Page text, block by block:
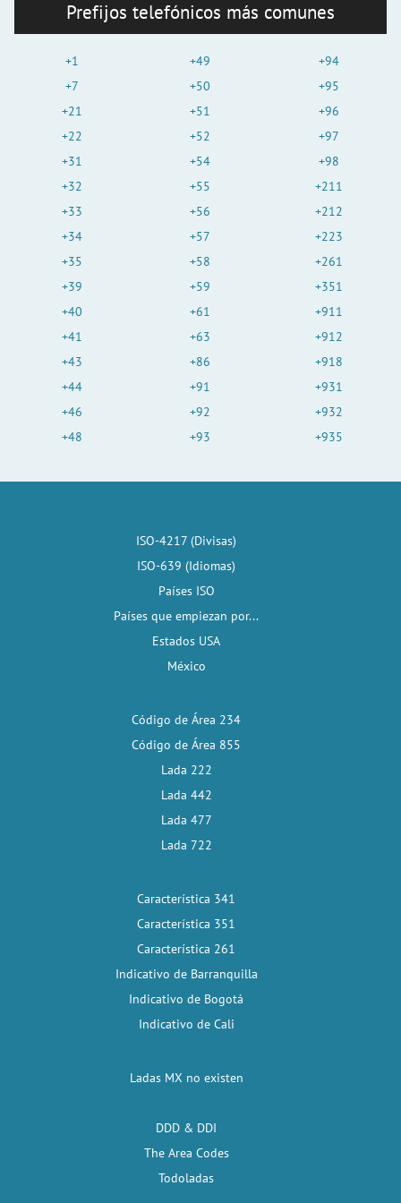
o
Prefijos telefónicos más comunes
+1
+7
+21
+22
+31
+32
+33
+34
+35
+39
+40
+41
+43
+44
+46
+48
+49
+50
+51
+52
+54
+55
+56
+57
+58
+59
+61
+63
+86
+91
+92
+93
+94
+95
+96
+97
+98
+211
+212
+223
+261
+351
+911
+912
+918
+931
+932
+935
ISO-4217 (Divisas)
ISO-639 (Idiomas)
Países ISO
Países que empiezan por...
Estados USA
México
Código de Área 234
Código de Área 855
Lada 222
Lada 442
Lada 477
Lada 722
Característica 341
Característica 351
Característica 261
Indicativo de Barranquilla
Indicativo de Bogotá
Indicativo de Cali
Ladas MX no existen
DDD & DDI
The Area Codes
Todoladas